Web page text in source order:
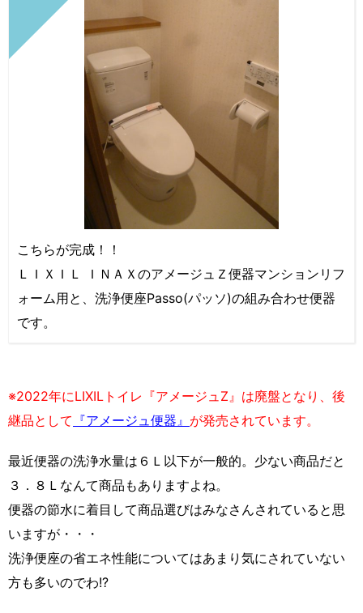
こちらが完成！！
ＬＩＸＩＬ ＩＮＡＸのアメージュＺ便器マンションリフ
ォーム用と、洗浄便座Passo(パッソ)の組み合わせ便器
です。
※2022年にLIXILトイレ『アメージュZ』は廃盤となり、後
継品として 『アメージュ便器』 が発売されています。
最近便器の洗浄水量は６Ｌ以下が一般的。少ない商品だと
３．８Ｌなんて商品もありますよね。
便器の節水に着目して商品選びはみなさんされていると思
いますが・・・
洗浄便座の省エネ性能についてはあまり気にされていない
方も多いのでわ!?